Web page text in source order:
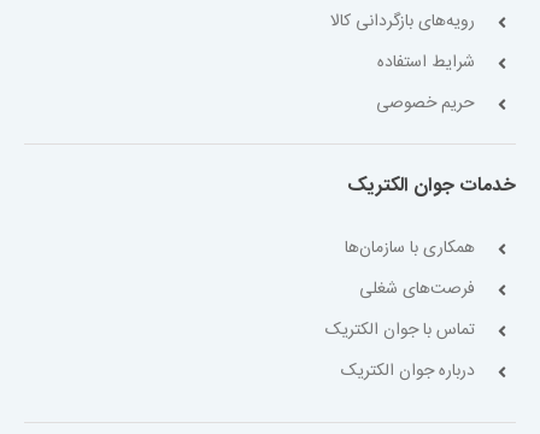
رویه‌های بازگردانی کالا
شرایط استفاده
حریم خصوصی
خدمات جوان الکتریک
همکاری با سازمان‌ها
فرصت‌های شغلی
تماس با جوان الکتریک
درباره جوان الکتریک